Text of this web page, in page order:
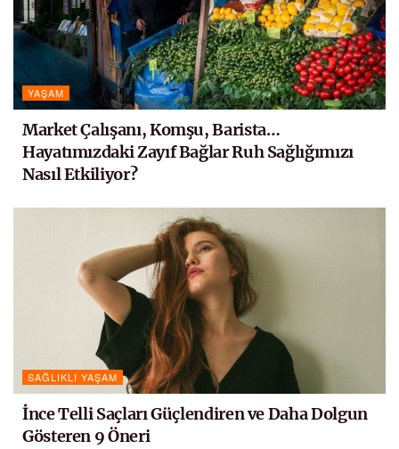
YAŞAM
Market Çalışanı, Komşu, Barista…
Hayatımızdaki Zayıf Bağlar Ruh Sağlığımızı
Nasıl Etkiliyor?
SAĞLIKLI YAŞAM
İnce Telli Saçları Güçlendiren ve Daha Dolgun
Gösteren 9 Öneri